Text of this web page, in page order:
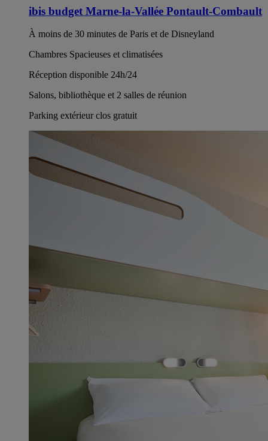
ibis budget Marne-la-Vallée Pontault-Combault
À moins de 30 minutes de Paris et de Disneyland
Chambres Spacieuses et climatisées
Réception disponible 24h/24
Salons, bibliothèque et 2 salles de réunion
Parking extérieur clos gratuit